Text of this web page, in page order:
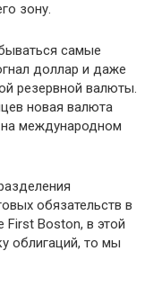
зону.
самые
доллар и даже
резервной валюты.
новая валюта
на международном
обязательств в
First Boston, в этой
облигаций, то мы